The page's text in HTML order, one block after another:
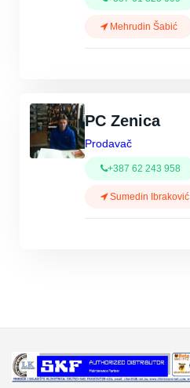
Mehrudin Šabić
PC Zenica
Prodavač
+387 62 243 958
Sumedin Ibraković